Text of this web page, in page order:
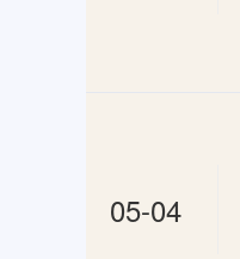
05-04